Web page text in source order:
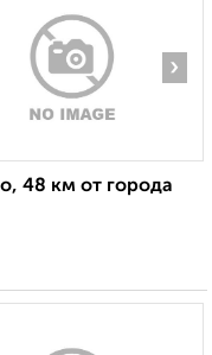
›
48 км от города